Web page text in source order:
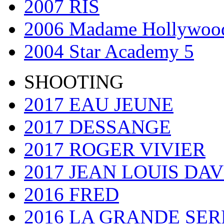
2007 RIS
2006 Madame
2004 Star Academy 5
SHOOTING
2017 EAU JEUNE
2017 DESSANGE
2017 ROGER VIVIER
2017 JEAN LOUIS
2016 FRED
2016 LA GRANDE